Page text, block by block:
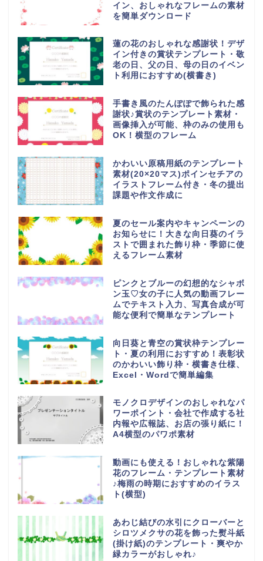
イン、おしゃれなフレームの素材
を簡単ダウンロード
蓮の花のおしゃれな感謝状！デザ
イン付きの賞状テンプレート・敬
老の日、父の日、母の日のイベン
ト利用におすすめ(横書き)
手書き風のたんぽぽで飾られた感
謝状♪賞状のテンプレート素材・
画像挿入が可能、枠のみの使用も
OK！横型のフレーム
かわいい原稿用紙のテンプレート
素材(20×20マス)ポインセチアの
イラストフレーム付き・冬の提出
課題や作文作成に
夏のセール案内やキャンペーンの
お知らせに！大きな向日葵のイラ
ストで囲まれた飾り枠・季節に使
えるフレーム素材
ピンクとブルーの幻想的なシャボ
ン玉♡女の子に人気の動画フレー
ムでテキスト入力、写真合成が可
能な便利で簡単なテンプレート
向日葵と青空の賞状枠テンプレー
ト・夏の利用におすすめ！表彰状
のかわいい飾り枠・横書き仕様、
Excel・Wordで簡単編集
モノクロデザインのおしゃれなパ
ワーポイント・会社で作成する社
内報や広報誌、お店の張り紙に！
A4横型のパワポ素材
動画にも使える！おしゃれな紫陽
花のフレーム・テンプレート素材
♪梅雨の時期におすすめのイラス
ト(横型)
あわじ結びの水引にクローバーと
シロツメクサの花を飾った熨斗紙
(掛け紙)のテンプレート・爽やか
緑カラーがおしゃれ♪